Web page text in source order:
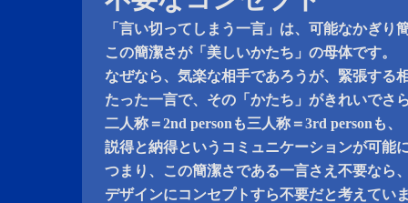
「言い切ってしまう一言」は、可能なかぎり
この簡潔さが「美しいかたち」の母体です。
なぜなら、気楽な相手であろうが、緊張する
たった一言で、その「かたち」がきれいでさ
二人称＝2nd personも三人称＝3rd personも、
説得と納得というコミュニケーションが可能
つまり、この簡潔さである一言さえ不要なら
デザインにコンセプトすら不要だと考えてい